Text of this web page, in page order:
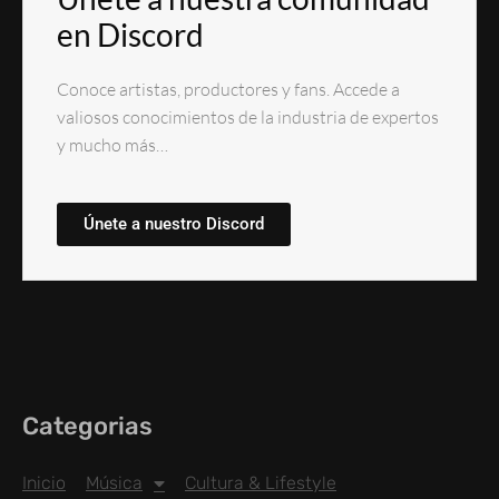
en Discord
Conoce artistas, productores y fans. Accede a
valiosos conocimientos de la industria de expertos
y mucho más…
Únete a nuestro Discord
Categorias
Inicio Música Cultura & Lifestyle